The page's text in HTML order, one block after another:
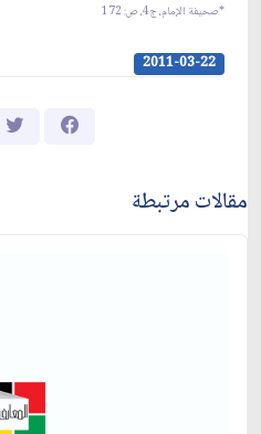
*صحيفة الإمام، ج‏4، ص: 172
2011-03-22
مقالات مرتبطة